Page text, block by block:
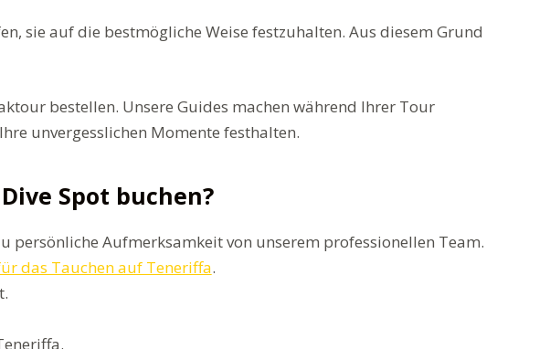
sie auf die bestmögliche Weise festzuhalten. Aus diesem Grund
bestellen. Unsere Guides machen während Ihrer Tour
unvergesslichen Momente festhalten.
Spot buchen?
Aufmerksamkeit von unserem professionellen Team.
das Tauchen auf Teneriffa.